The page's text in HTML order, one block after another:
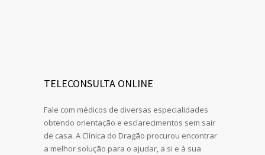
TELECONSULTA ONLINE
Fale com médicos de diversas especialidades
obtendo orientação e esclarecimentos sem sair
de casa. A Clínica do Dragão procurou encontrar
a melhor solução para o ajudar, a si e à sua